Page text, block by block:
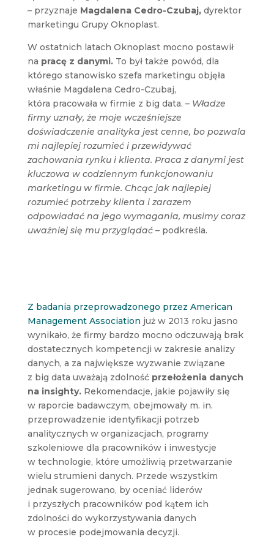
–przyznaje Magdalena Cedro-Czubaj,dyrektor
marketingu Grupy Oknoplast.
W ostatnich latach Oknoplast mocno postawił
na pracę z danymi.To był także powód, dla
którego stanowisko szefa marketingu objęła
właśnie Magdalena Cedro-Czubaj,
która pracowała w firmie z big data. – Władze
firmy uznały, że moje wcześniejsze
doświadczenie analityka jest cenne, bo pozwala
mi najlepiej rozumieć i przewidywać
zachowania rynku i klienta. Praca z danymi jest
kluczowa w codziennym funkcjonowaniu
marketingu w firmie. Chcąc jak najlepiej
rozumieć potrzeby klienta i zarazem
odpowiadać na jego wymagania, musimy coraz
uważniej się mu przyglądać –podkreśla.
Z badania przeprowadzonego przez American
Management Association już w 2013 roku jasno
wynikało, że firmy bardzo mocno odczuwają brak
dostatecznych kompetencji w zakresie analizy
danych, a za największe wyzwanie związane
z big data uważają zdolność przełożenia danych
na insighty.Rekomendacje, jakie pojawiły się
w raporcie badawczym, obejmowały m. in.
przeprowadzenie identyfikacji potrzeb
analitycznych w organizacjach, programy
szkoleniowe dla pracowników i inwestycje
w technologie, które umożliwią przetwarzanie
wielu strumieni danych. Przede wszystkim
jednak sugerowano, by oceniać liderów
i przyszłych pracowników pod kątem ich
zdolności do wykorzystywania danych
w procesie podejmowania decyzji.